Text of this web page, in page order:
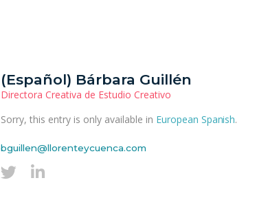
(Español) Bárbara Guillén
Directora Creativa de Estudio Creativo
Sorry, this entry is only available in European Spanish.
bguillen@llorenteycuenca.com